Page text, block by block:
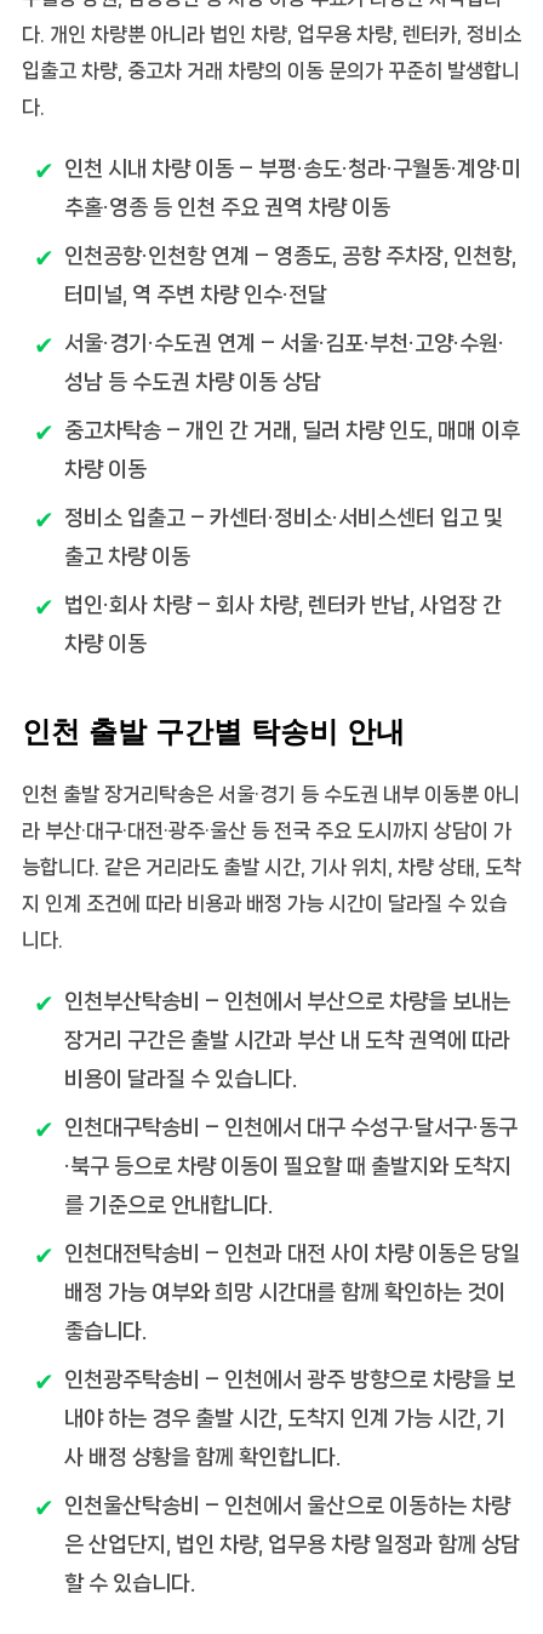
다. 개인 차량뿐 아니라 법인 차량, 업무용 차량, 렌터카, 정비소
입출고 차량, 중고차 거래 차량의 이동 문의가 꾸준히 발생합니
다.
인천 시내 차량 이동– 부평·송도·청라·구월동·계양·미
추홀·영종 등 인천 주요 권역 차량 이동
인천공항·인천항 연계
– 영종도, 공항 주차장, 인천항,
터미널, 역 주변 차량 인수·전달
서울·경기·수도권 연계
– 서울·김포·부천·고양·수원·
성남 등 수도권 차량 이동 상담
중고차탁송– 개인 간 거래, 딜러 차량 인도, 매매 이후
차량 이동
정비소 입출고 – 카센터·정비소·서비스센터 입고 및
출고 차량 이동
법인·회사 차량– 회사 차량, 렌터카 반납, 사업장 간
차량 이동
인천 출발 구간별 탁송비 안내
인천 출발 장거리탁송은 서울·경기 등 수도권 내부 이동뿐 아니
라 부산·대구·대전·광주·울산 등 전국 주요 도시까지 상담이 가
능합니다. 같은 거리라도 출발 시간, 기사 위치, 차량 상태, 도착
지 인계 조건에 따라 비용과 배정 가능 시간이 달라질 수 있습
니다.
인천부산탁송비
– 인천에서 부산으로 차량을 보내는
장거리 구간은 출발 시간과 부산 내 도착 권역에 따라
비용이 달라질 수 있습니다.
인천대구탁송비
– 인천에서 대구 수성구·달서구·동구
·북구 등으로 차량 이동이 필요할 때 출발지와 도착지
를 기준으로 안내합니다.
인천대전탁송비
– 인천과 대전 사이 차량 이동은 당일
배정 가능 여부와 희망 시간대를 함께 확인하는 것이
좋습니다.
인천광주탁송비
– 인천에서 광주 방향으로 차량을 보
내야 하는 경우 출발 시간, 도착지 인계 가능 시간, 기
사 배정 상황을 함께 확인합니다.
인천울산탁송비
– 인천에서 울산으로 이동하는 차량
은 산업단지, 법인 차량, 업무용 차량 일정과 함께 상담
할 수 있습니다.